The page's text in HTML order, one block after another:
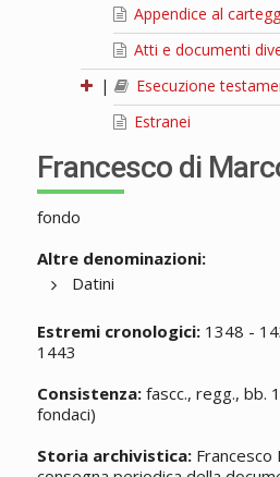
Appendice al
Atti e documenti
|
Esecuzione
Estranei
Francesco di
fondo
Altre denominazioni:
Datini
Estremi cronologici:1348 -
1443
Consistenza:fascc., regg., bb.
fondaci)
Storia archivistica:Francesco